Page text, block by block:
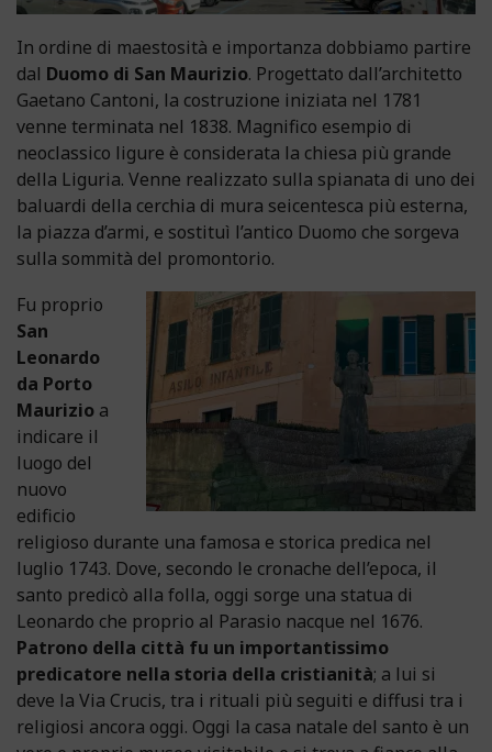
In ordine di maestosità e importanza dobbiamo partire
dal Duomo di San Maurizio. Progettato dall’architetto
Gaetano Cantoni, la costruzione iniziata nel 1781
venne terminata nel 1838. Magnifico esempio di
neoclassico ligure è considerata la chiesa più grande
della Liguria. Venne realizzato sulla spianata di uno dei
baluardi della cerchia di mura seicentesca più esterna,
la piazza d’armi, e sostituì l’antico Duomo che sorgeva
sulla sommità del promontorio.
Fu proprio
San
Leonardo
da Porto
Maurizio a
indicare il
luogo del
nuovo
edificio
religioso durante una famosa e storica predica nel
luglio 1743. Dove, secondo le cronache dell’epoca, il
santo predicò alla folla, oggi sorge una statua di
Leonardo che proprio al Parasio nacque nel 1676.
Patrono della città fu un importantissimo
predicatore nella storia della cristianità; a lui si
deve la Via Crucis, tra i rituali più seguiti e diffusi tra i
religiosi ancora oggi. Oggi la casa natale del santo è un